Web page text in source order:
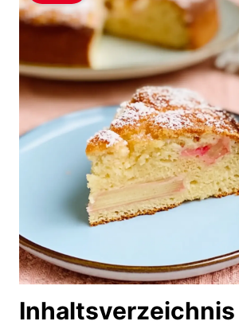
Inhaltsverzeichnis